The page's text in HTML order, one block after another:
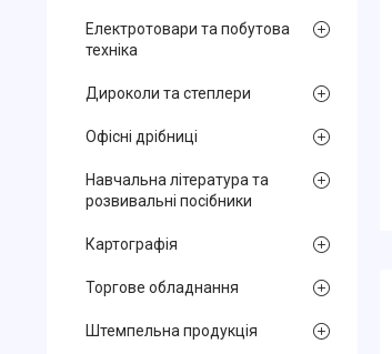
Електротовари та побутова
техніка
Дироколи та степлери
Офісні дрібниці
Навчальна література та
розвивальні посібники
Картографія
Торгове обладнання
Штемпельна продукція